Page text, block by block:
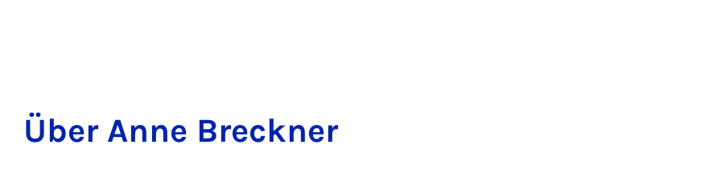
Über Anne Breckner